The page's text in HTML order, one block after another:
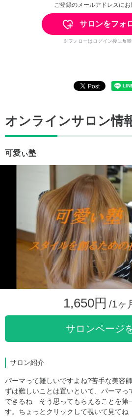
ご登録のメールアドレスにお
サロンをフォ
※フォローはログイン後に反映
オンラインサロン情
可愛ぃ塾
1,650円 /1ヶ
サロンページ
サロン紹介
パーマって難しいですよね?苦手な美容
ずは難しいことは置いといて、パーマ
できるね そう思ってもらえることを第
す。ちょっとクリックして覗いて見てね